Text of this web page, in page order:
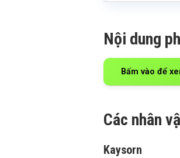
Nội dung
Bấm vào để
Các nhân
Kaysorn